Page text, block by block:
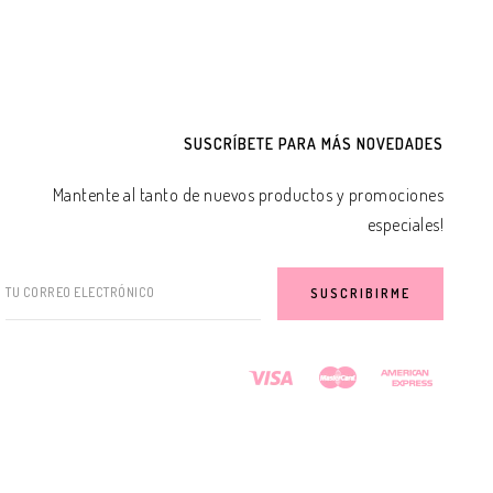
SUSCRÍBETE PARA MÁS NOVEDADES
Mantente al tanto de nuevos productos y promociones
especiales!
TU CORREO ELECTRÓNICO